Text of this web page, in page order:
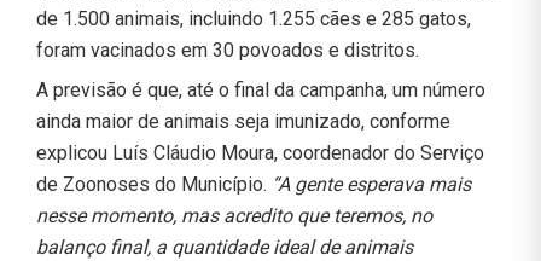
de 1.500 animais, incluindo 1.255 cães e 285 gatos,
foram vacinados em 30 povoados e distritos.
A previsão é que, até o final da campanha, um número
ainda maior de animais seja imunizado, conforme
explicou Luís Cláudio Moura, coordenador do Serviço
de Zoonoses do Município. “A gente esperava mais
nesse momento, mas acredito que teremos, no
balanço final, a quantidade ideal de animais